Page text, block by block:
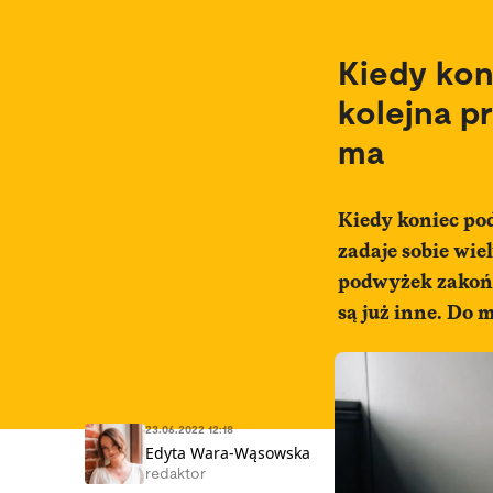
Kiedy
kolejna
ma
Kiedy koniec
zadaje sobie
podwyżek
są już inne. Do
23.06.2022 12:18
Edyta Wara-Wąsowska
redaktor